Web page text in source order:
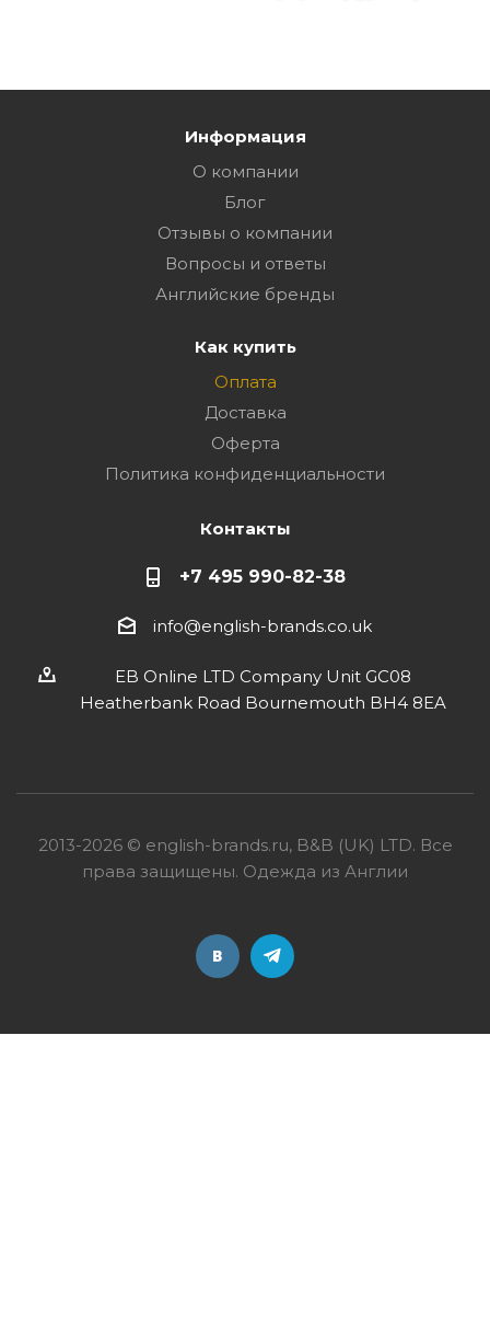
Информация
О компании
Блог
Отзывы о компании
Вопросы и ответы
Английские бренды
Как купить
Оплата
Доставка
Оферта
Политика конфиденциальности
Контакты
+7 495 990-82-38
info@english-brands.co.uk
EB Online LTD Company Unit GC08
Heatherbank Road Bournemouth BH4 8EA
2013-2026 © english-brands.ru, B&B (UK) LTD. Все
права защищены. Одежда из Англии